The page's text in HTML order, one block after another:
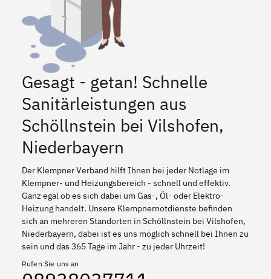
Gesagt - getan! Schnelle
Sanitärleistungen aus
Schöllnstein bei Vilshofen,
Niederbayern
Der Klempner Verband hilft Ihnen bei jeder Notlage im
Klempner- und Heizungsbereich - schnell und effektiv.
Ganz egal ob es sich dabei um Gas-, Öl- oder Elektro-
Heizung handelt. Unsere Klempnernotdienste befinden
sich an mehreren Standorten in Schöllnstein bei Vilshofen,
Niederbayern, dabei ist es uns möglich schnell bei Ihnen zu
sein und das 365 Tage im Jahr - zu jeder Uhrzeit!
Rufen Sie uns an